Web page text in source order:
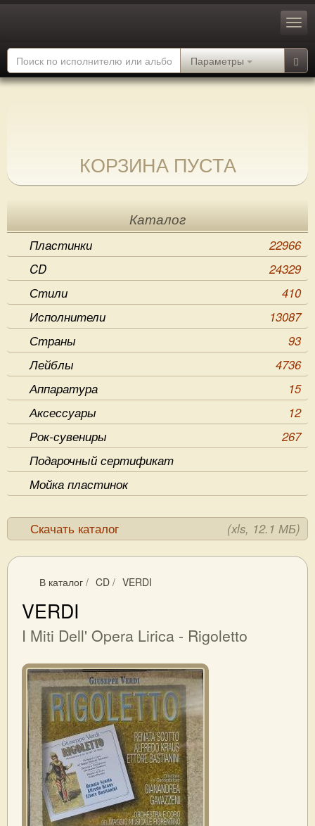
Параметры
КОРЗИНА ПУСТА
Каталог
Пластинки
22966
CD
24329
Стили
410
Исполнители
13087
Страны
93
Лейблы
4736
Аппаратура
15
Аксессуары
12
Рок-сувениры
267
Подарочный сертификат
Мойка пластинок
Скачать каталог (xls, 12.1 МБ)
В каталог / CD / VERDI
VERDI
I Miti Dell' Opera Lirica - Rigoletto